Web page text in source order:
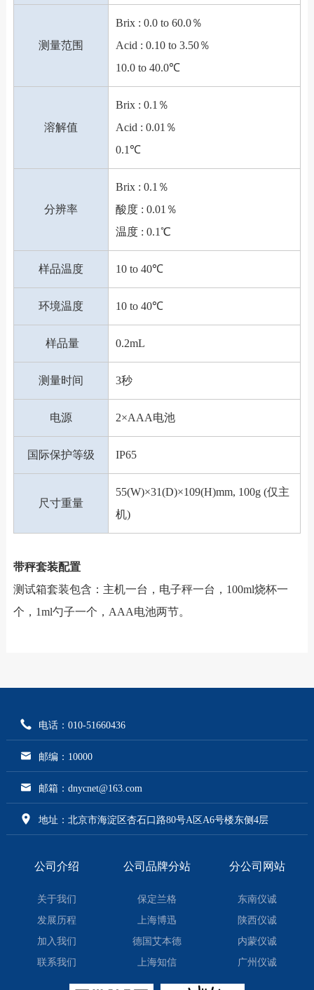
测量范围
Brix : 0.0 to 60.0％
Acid : 0.10 to 3.50％
10.0 to 40.0℃
溶解值
Brix : 0.1％
Acid : 0.01％
0.1℃
分辨率
Brix : 0.1％
酸度 : 0.01％
温度 : 0.1℃
样品温度 10 to 40℃
环境温度 10 to 40℃
样品量 0.2mL
测量时间 3秒
电源 2×AAA电池
国际保护等级 IP65
尺寸重量
55(W)×31(D)×109(H)mm, 100g (仅主
机)
带秤套装配置
测试箱套装包含：主机一台，电子秤一台，100ml烧杯一
个，1ml勺子一个，AAA电池两节。
电话：010-51660436
邮编：10000
邮箱：dnycnet@163.com
地址：北京市海淀区杏石口路80号A区A6号楼东侧4层
公司介绍
关于我们
发展历程
加入我们
联系我们
公司品牌分站
保定兰格
上海博迅
德国艾本德
上海知信
分公司网站
东南仪诚
陕西仪诚
内蒙仪诚
广州仪诚